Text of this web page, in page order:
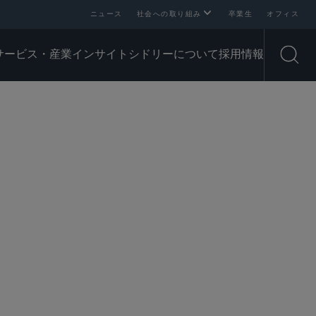
ニュース 社会への取り組み 卒業生 オフィス
ービス・産業インサイト シドリーについて採用情報